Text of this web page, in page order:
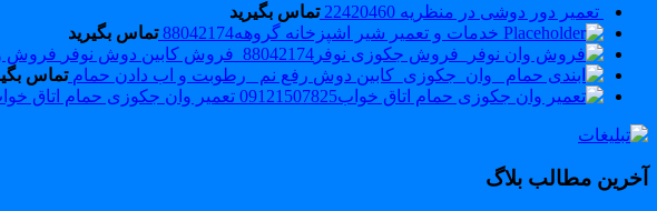
تعمیر دور دوشی در منظریه 22420460
تماس بگیرید
خدمات و تعمیر شیر اشپزخانه گروهه88042174
تماس بگیرید
فروش
رفع نم _رطوبت و اب دادن حمام تماس
تعمیر وان جکوزی حمام اتاق
آخرین مطالب بلاگ